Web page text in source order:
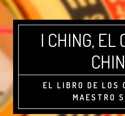
I CHING, EL
EL LIBRO DE LOS
MAESTRO